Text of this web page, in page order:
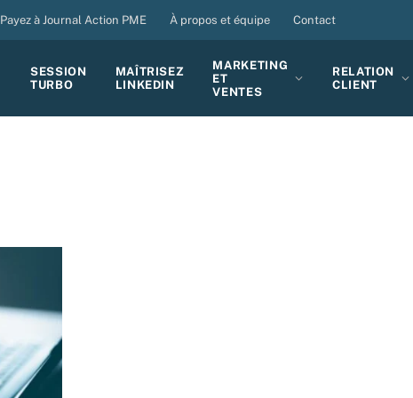
Payez à Journal Action PME À propos et équipe Contact
SESSION
TURBO
MAÎTRISEZ
LINKEDIN
MARKETING
ET
VENTES
RELATION
CLIENT